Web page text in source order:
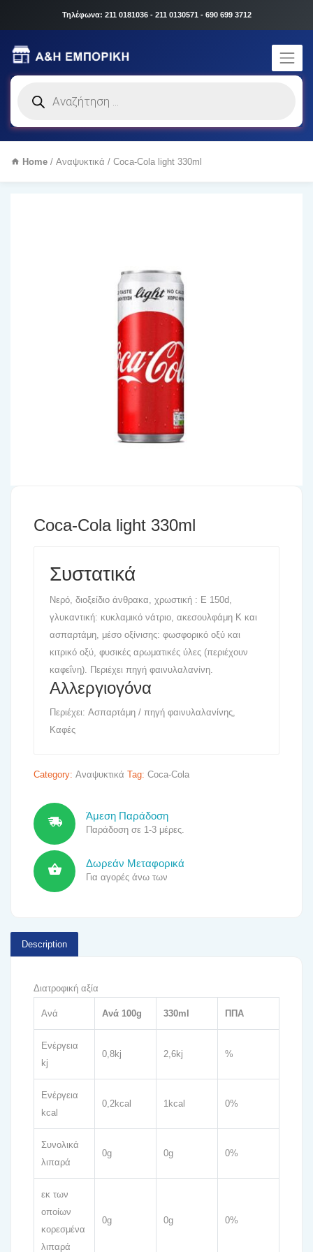
Τηλέφωνα: 211 0181036 - 211 0130571 - 690 699 3712
search
Home / Αναψυκτικά / Coca-Cola light 330ml
Coca-Cola light 330ml
Συστατικά
Νερό, διοξείδιο άνθρακα, χρωστική : Ε 150d,
γλυκαντική: κυκλαμικό νάτριο, ακεσουλφάμη Κ και
ασπαρτάμη, μέσο οξίνισης: φωσφορικό οξύ και
κιτρικό οξύ, φυσικές αρωματικές ύλες (περιέχουν
καφεΐνη). Περιέχει πηγή φαινυλαλανίνη.
Αλλεργιογόνα
Περιέχει: Ασπαρτάμη / πηγή φαινυλαλανίνης,
Καφές
Category: Αναψυκτικά Tag: Coca-Cola
Άμεση Παράδοση
Παράδοση σε 1-3 μέρες.
Δωρεάν Μεταφορικά
Για αγορές άνω των
Description
Διατροφική αξία
Ανά Ανά 100g 330ml ΠΠΑ
Ενέργεια
kj
0,8kj 2,6kj %
Ενέργεια
kcal
0,2kcal 1kcal 0%
Συνολικά
λιπαρά
0g 0g 0%
εκ των
οποίων
κορεσμένα
λιπαρά
0g 0g 0%